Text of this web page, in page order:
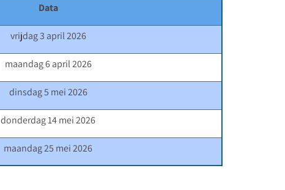
Data
vrijdag 3 april 2026
maandag 6 april 2026
dinsdag 5 mei 2026
donderdag 14 mei 2026
maandag 25 mei 2026